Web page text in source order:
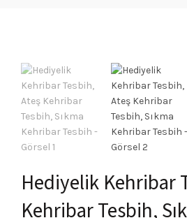
Hediyelik Kehribar
Kehribar Tesbih,